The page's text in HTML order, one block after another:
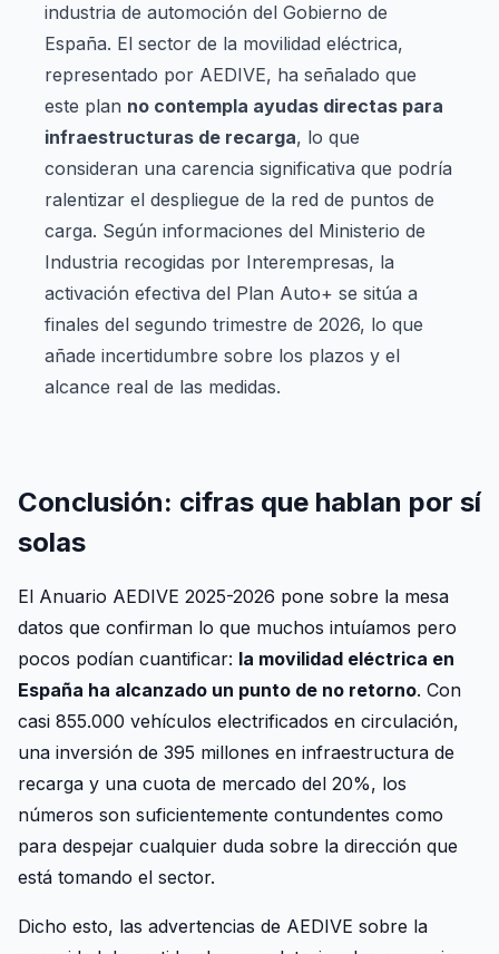
industria de automoción del Gobierno de
España. El sector de la movilidad eléctrica,
representado por AEDIVE, ha señalado que
este plan no contempla ayudas directas para
infraestructuras de recarga, lo que
consideran una carencia significativa que podría
ralentizar el despliegue de la red de puntos de
carga. Según informaciones del Ministerio de
Industria recogidas por Interempresas, la
activación efectiva del Plan Auto+ se sitúa a
finales del segundo trimestre de 2026, lo que
añade incertidumbre sobre los plazos y el
alcance real de las medidas.
Conclusión: cifras que hablan por sí
solas
El Anuario AEDIVE 2025-2026 pone sobre la mesa
datos que confirman lo que muchos intuíamos pero
pocos podían cuantificar: la movilidad eléctrica en
España ha alcanzado un punto de no retorno. Con
casi 855.000 vehículos electrificados en circulación,
una inversión de 395 millones en infraestructura de
recarga y una cuota de mercado del 20%, los
números son suficientemente contundentes como
para despejar cualquier duda sobre la dirección que
está tomando el sector.
Dicho esto, las advertencias de AEDIVE sobre la